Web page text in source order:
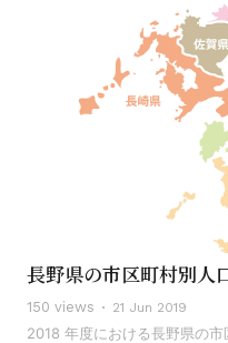
長野県の市区町村別人
150 views 21 Jun 2019
2018 年度における長野県の